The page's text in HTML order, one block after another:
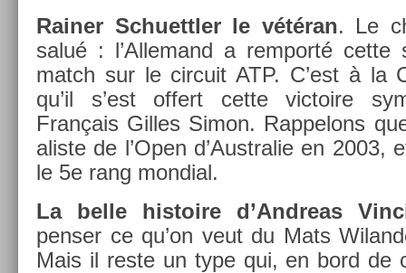
Rain­er Schuettl­er le vétéran. Le
salué : l’Al­lemand a re­mporté cette
match sur le cir­cuit ATP. C’est à la
qu’il s’est of­fert cette vic­toire
Français Gil­les Simon. Rap­pelons
alis­te de l’Open d’Australie en 2003,
le 5e rang mon­di­al.
La belle his­toire d’Andreas
pens­er ce qu’on veut du Mats
Mais il reste un type qui, en bord de